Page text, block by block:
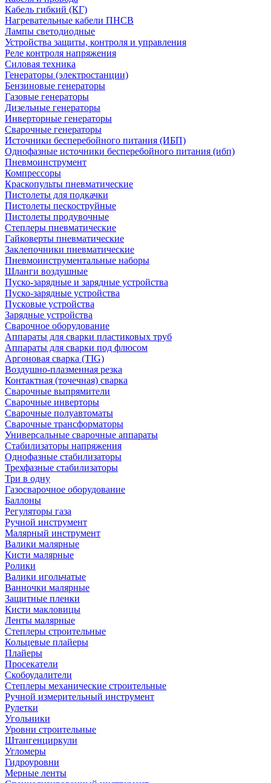
Кабель гибкий (КГ)
Нагревательные кабели ПНСВ
Лампы светодиодные
Устройства защиты, контроля и управления
Реле контроля напряжения
Силовая техника
Генераторы (электростанции)
Бензиновые генераторы
Газовые генераторы
Дизельные генераторы
Инверторные генераторы
Сварочные генераторы
Источники бесперебойного питания (ИБП)
Однофазные источники бесперебойного питания (ибп)
Пневмоинструмент
Компрессоры
Краскопульты пневматические
Пистолеты для подкачки
Пистолеты пескоструйные
Пистолеты продувочные
Степлеры пневматические
Гайковерты пневматические
Заклепочники пневматические
Пневмоинструментальные наборы
Шланги воздушные
Пуско-зарядные и зарядные устройства
Пуско-зарядные устройства
Пусковые устройства
Зарядные устройства
Сварочное оборудование
Аппараты для сварки пластиковых труб
Аппараты для сварки под флюсом
Аргоновая сварка (TIG)
Воздушно-плазменная резка
Контактная (точечная) сварка
Сварочные выпрямители
Сварочные инверторы
Сварочные полуавтоматы
Сварочные трансформаторы
Универсальные сварочные аппараты
Стабилизаторы напряжения
Однофазные стабилизаторы
Трехфазные стабилизаторы
Три в одну
Газосварочное оборудование
Баллоны
Регуляторы газа
Ручной инструмент
Малярный инструмент
Валики малярные
Кисти малярные
Ролики
Валики игольчатые
Ванночки малярные
Защитные пленки
Кисти макловицы
Ленты малярные
Степлеры строительные
Кольцевые плайеры
Плайеры
Просекатели
Скобоудалители
Степлеры механические строительные
Ручной измерительный инструмент
Рулетки
Угольники
Уровни строительные
Штангенциркули
Угломеры
Гидроуровни
Мерные ленты